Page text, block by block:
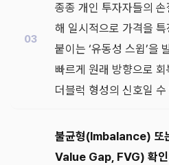
종종 개인 투자자들의
해 일시적으로 가격을
붙이는 ‘유동성 스윕’을
빠르게 원래 방향으로
더블럭 형성의 신호일
불균형(Imbalance) 또
Value Gap, FVG) 확